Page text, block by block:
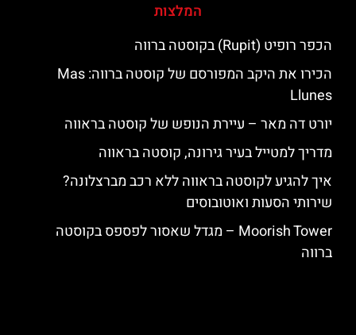
המלצות
הכפר רופיט (Rupit) בקוסטה ברווה
הכירו את היקב המפורסם של קוסטה ברווה: ‪‪Mas
Llunes‬‬
יורט דה מאר – עיירת הנופש של קוסטה בראווה
מדריך למטייל בעיר גירונה, קוסטה בראווה
איך להגיע לקוסטה בראווה ללא רכב מברצלונה?
שירותי הסעות ואוטובוסים
‪‪Moorish Tower‬‬ – מגדל שאסור לפספס בקוסטה
ברווה